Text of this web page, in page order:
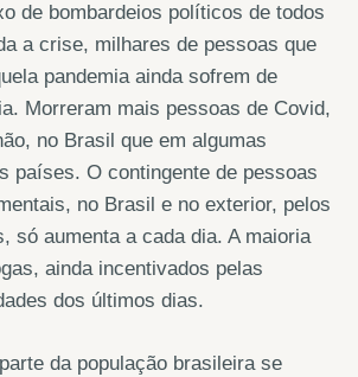
de bombardeios políticos de todos
a crise, milhares de pessoas que
pandemia ainda sofrem de
Morreram mais pessoas de Covid,
no Brasil que em algumas
países. O contingente de pessoas
no Brasil e no exterior, pelos
só aumenta a cada dia. A maioria
ainda incentivados pelas
dos últimos dias.
da população brasileira se